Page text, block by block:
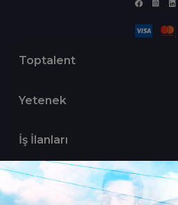
Toptalent
Yetenek
İş İlanları
Sertifika Programları